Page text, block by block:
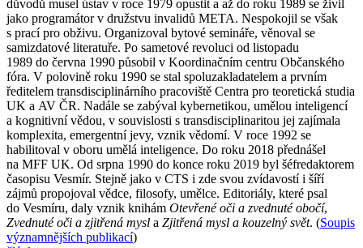
důvodů musel ústav v roce 1979 opustit a až do roku 1989 se živil
jako programátor v družstvu invalidů META. Nespokojil se však
s prací pro obživu. Organizoval bytové semináře, věnoval se
samizdatové literatuře. Po sametové revoluci od listopadu
1989 do června 1990 působil v Koordinačním centru Občanského
fóra. V polovině roku 1990 se stal spoluzakladatelem a prvním
ředitelem transdisciplinárního pracoviště Centra pro teoretická studia
UK a AV ČR. Nadále se zabýval kybernetikou, umělou inteligencí
a kognitivní vědou, v souvislosti s transdisciplinaritou jej zajímala
komplexita, emergentní jevy, vznik vědomí. V roce 1992 se
habilitoval v oboru umělá inteligence. Do roku 2018 přednášel
na MFF UK. Od srpna 1990 do konce roku 2019 byl šéfredaktorem
časopisu Vesmír. Stejně jako v CTS i zde svou zvídavostí i šíří
zájmů propojoval vědce, filosofy, umělce. Editoriály, které psal
do Vesmíru, daly vznik knihám Otevřené oči a zvednuté obočí,
Zvednuté oči a zjitřená mysl a Zjitřená mysl a kouzelný svět. (Soupis
významnějších publikací)